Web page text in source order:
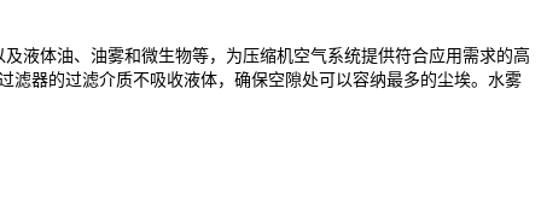
液体油、油雾和微生物等，为压缩机空气系统提供符合应用需求的高
器的过滤介质不吸收液体，确保空隙处可以容纳最多的尘埃。水雾